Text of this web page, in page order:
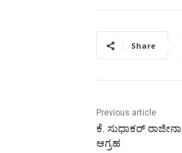
Share
Previous article
ಕೆ. ಸುಧಾಕರ್
ಆಗ್ರಹ